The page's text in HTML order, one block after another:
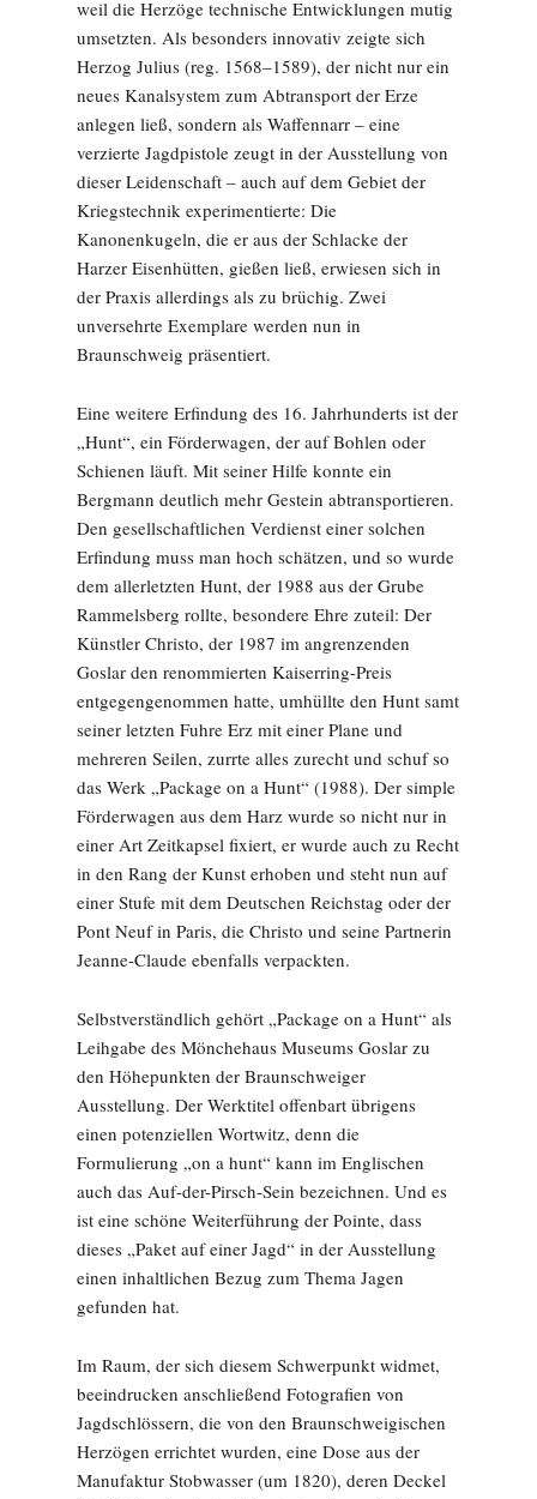
weil die Herzöge technische Entwicklungen mutig
umsetzten. Als besonders innovativ zeigte sich
Herzog Julius (reg. 1568–1589), der nicht nur ein
neues Kanalsystem zum Abtransport der Erze
anlegen ließ, sondern als Waffennarr – eine
verzierte Jagdpistole zeugt in der Ausstellung von
dieser Leidenschaft – auch auf dem Gebiet der
Kriegstechnik experimentierte: Die
Kanonenkugeln, die er aus der Schlacke der
Harzer Eisenhütten, gießen ließ, erwiesen sich in
der Praxis allerdings als zu brüchig. Zwei
unversehrte Exemplare werden nun in
Braunschweig präsentiert.
Eine weitere Erfindung des 16. Jahrhunderts ist der
„Hunt“, ein Förderwagen, der auf Bohlen oder
Schienen läuft. Mit seiner Hilfe konnte ein
Bergmann deutlich mehr Gestein abtransportieren.
Den gesellschaft­lichen Verdienst einer solchen
Erfindung muss man hoch schätzen, und so wurde
dem allerletzten Hunt, der 1988 aus der Grube
Rammelsberg rollte, besondere Ehre zuteil: Der
Künstler Christo, der 1987 im angrenzenden
Goslar den renommierten Kaiserring-Preis
entgegengenommen hatte, umhüllte den Hunt samt
seiner letzten Fuhre Erz mit einer Plane und
mehreren Seilen, zurrte alles zurecht und schuf so
das Werk „Package on a Hunt“ (1988). Der simple
Förderwagen aus dem Harz wurde so nicht nur in
einer Art Zeitkapsel fixiert, er wurde auch zu Recht
in den Rang der Kunst erhoben und steht nun auf
einer Stufe mit dem Deutschen Reichstag oder der
Pont Neuf in Paris, die Christo und seine Partnerin
Jeanne-Claude ebenfalls verpackten.
Selbstverständlich gehört „Package on a Hunt“ als
Leihgabe des Mönchehaus Museums Goslar zu
den Höhepunkten der Braunschweiger
Ausstellung. Der Werktitel offenbart übrigens
einen potenziellen Wortwitz, denn die
Formulierung „on a hunt“ kann im Englischen
auch das Auf-der-Pirsch-Sein bezeichnen. Und es
ist eine schöne Weiterführung der Pointe, dass
dieses „Paket auf einer Jagd“ in der Ausstellung
einen inhaltlichen Bezug zum Thema Jagen
gefunden hat.
Im Raum, der sich diesem Schwerpunkt widmet,
beeindrucken anschließend Fotografien von
Jagdschlössern, die von den Braunschweigischen
Herzögen errichtet wurden, eine Dose aus der
Manufaktur Stobwasser (um 1820), deren Deckel